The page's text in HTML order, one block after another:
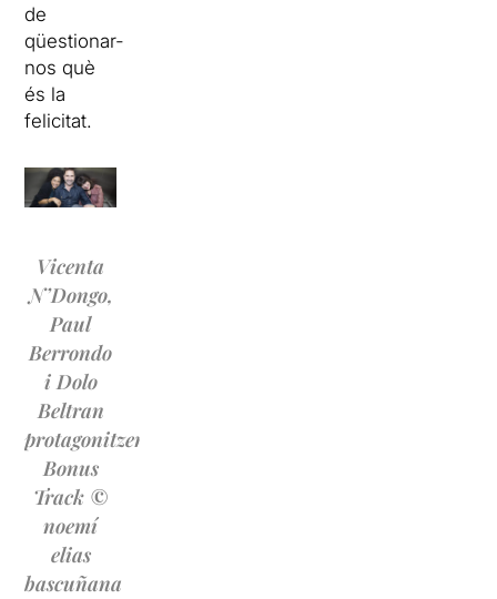
de
qüestionar-
nos què
és la
felicitat.
Vicenta
N’Dongo,
Paul
Berrondo
i Dolo
Beltran
protagonitzen
Bonus
Track ©
noemí
elias
bascuñana